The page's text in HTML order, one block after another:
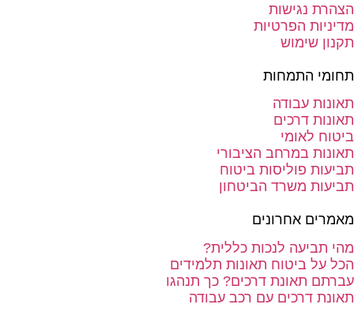
הצהרת נגישות
מדיניות הפרטיות
תקנון שימוש
תחומי התמחות
תאונות עבודה
תאונות דרכים
ביטוח לאומי
תאונות במרחב הציבורי
תביעות פוליסות ביטוח
תביעות משרד הביטחון
מאמרים אחרונים
מהי תביעה לנכות כללית?
הכל על ביטוח תאונות תלמידים
עברתם תאונת דרכים? כך תנהגו
תאונת דרכים עם רכב עבודה